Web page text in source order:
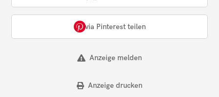
via Pinterest teilen
Anzeige melden
Anzeige drucken